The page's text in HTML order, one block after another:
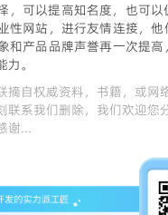
，可以提高知名度，也可以
性网站，进行友情连接，他
和产品品牌声誉再一次提高
。
摘自权威资料，书籍，或网
联系我们删除，我们欢迎您
谢...